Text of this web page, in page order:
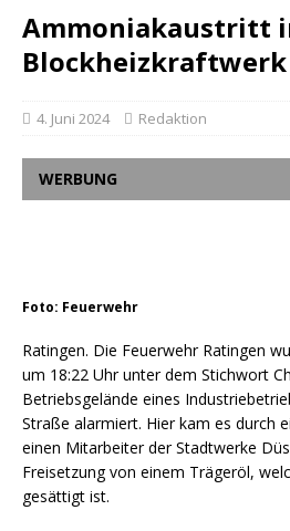
Ammoniakaustritt
Blockheizkraftwerk
4. Juni 2024 Redaktion
WERBUNG
Foto: Feuerwehr
Ratingen. Die Feuerwehr Ratingen
um 18:22 Uhr unter dem Stichwort
Betriebsgelände eines
Straße alarmiert. Hier kam es durch
einen Mitarbeiter der Stadtwerke
Freisetzung von einem Trägeröl,
gesättigt ist.